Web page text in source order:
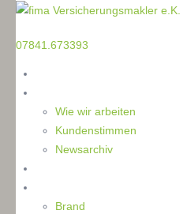
07841.673393
Wie wir arbeiten
Kundenstimmen
Newsarchiv
Brand